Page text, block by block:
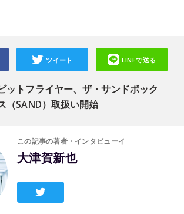
ットフライヤー、ザ・サンドボック
（SAND）取扱い開始
ツイート LINEで送る
この記事の著者・インタビューイ
大津賀新也